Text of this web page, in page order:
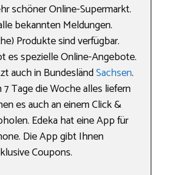
schöner Online-Supermarkt.
bekannten Meldungen.
Produkte sind verfügbar.
es spezielle Online-Angebote.
auch in BundesländSachsen.
Tage die Woche alles liefern
es auch an einem Click &
Edeka hat eine App für
Die App gibt Ihnen
Coupons.